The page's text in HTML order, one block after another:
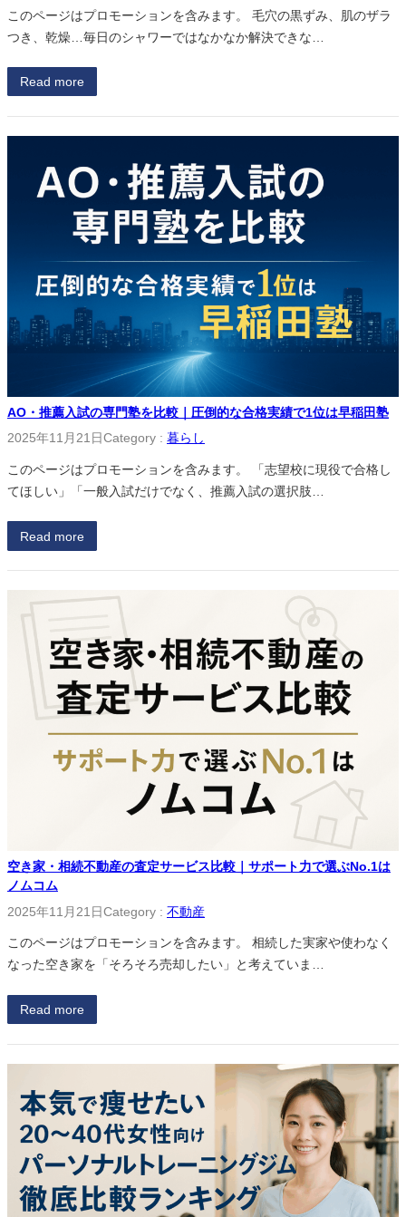
このページはプロモーションを含みます。 毛穴の黒ずみ、肌のザラ
つき、乾燥…毎日のシャワーではなかなか解決できな…
Read more
AO・推薦入試の専門塾を比較｜圧倒的な合格実績で1位は早稲田塾
2025年11月21日Category : 暮らし
このページはプロモーションを含みます。 「志望校に現役で合格し
てほしい」「一般入試だけでなく、推薦入試の選択肢…
Read more
空き家・相続不動産の査定サービス比較｜サポート力で選ぶNo.1は
ノムコム
2025年11月21日Category : 不動産
このページはプロモーションを含みます。 相続した実家や使わなく
なった空き家を「そろそろ売却したい」と考えていま…
Read more